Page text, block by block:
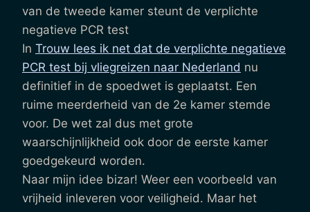
van de tweede kamer steunt de verplichte
negatieve PCR test
In Trouw lees ik net dat de verplichte negatieve
PCR test bij vliegreizen naar Nederland nu
definitief in de spoedwet is geplaatst. Een
ruime meerderheid van de 2e kamer stemde
voor. De wet zal dus met grote
waarschijnlijkheid ook door de eerste kamer
goedgekeurd worden.
Naar mijn idee bizar! Weer een voorbeeld van
vrijheid inleveren voor veiligheid. Maar het